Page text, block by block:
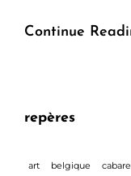
Continue
repères
art belgique